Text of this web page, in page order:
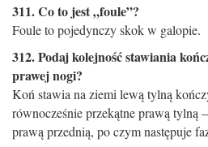
311. Co to jest „foule”?
Foule to pojedynczy skok w galopie.
312. Podaj kolejność stawiania
prawej nogi?
Koń stawia na ziemi lewą tylną
równocześnie przekątne prawą tylną
prawą przednią, po czym następuje